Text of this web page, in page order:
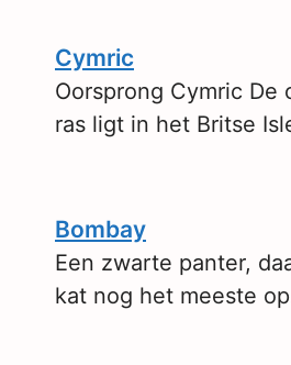
Cymric
Oorsprong Cymric De
ras ligt in het Britse
Bombay
Een zwarte panter,
kat nog het meeste